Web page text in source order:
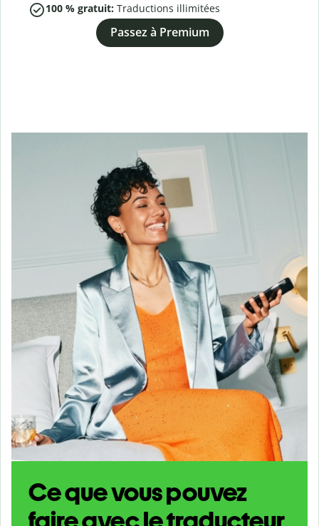
100 % gratuit: Traductions illimitées
Passez à Premium
Ce que vous pouvez